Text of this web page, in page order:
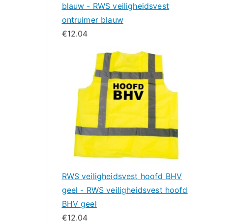
blauw - RWS veiligheidsvest
ontruimer blauw
€12.04
RWS veiligheidsvest hoofd BHV
geel - RWS veiligheidsvest hoofd
BHV geel
€12.04